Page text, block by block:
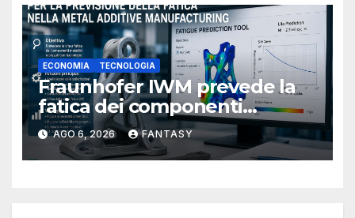
ECONOMIA TECNOLOGIA
Fraunhofer IWM prevede la
fatica dei componenti
metallici stampati in 3D
AGO 6, 2026 FANTASY